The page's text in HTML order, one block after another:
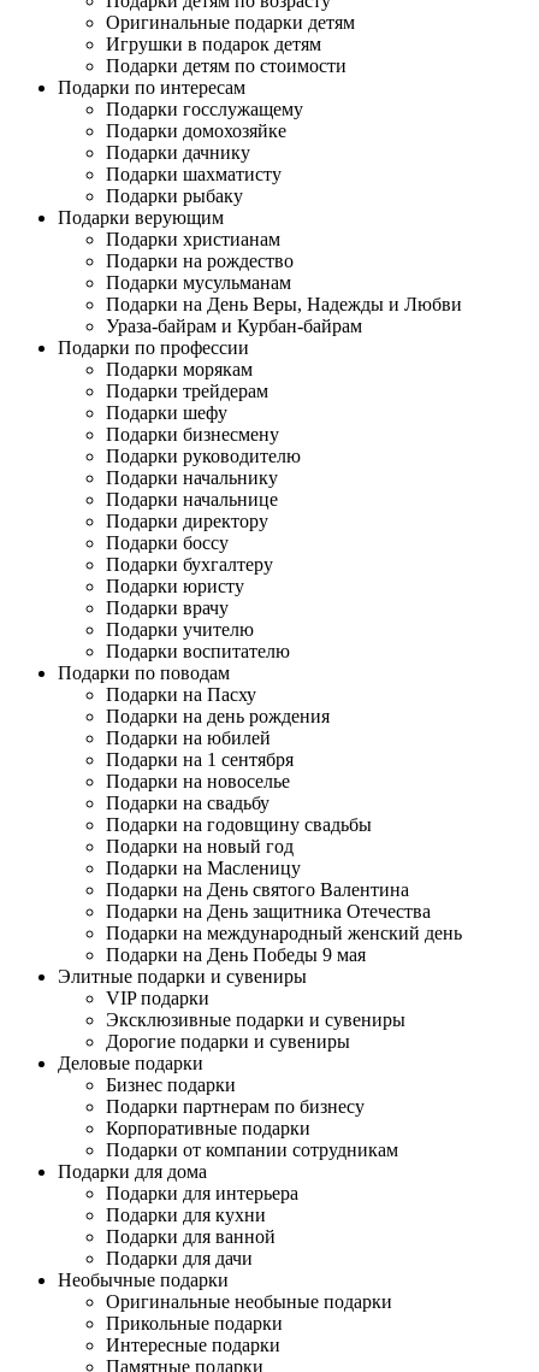
Оригинальные подарки детям
Игрушки в подарок детям
Подарки детям по стоимости
Подарки по интересам
Подарки госслужащему
Подарки домохозяйке
Подарки дачнику
Подарки шахматисту
Подарки рыбаку
Подарки верующим
Подарки христианам
Подарки на рождество
Подарки мусульманам
Подарки на День Веры, Надежды и Любви
Ураза-байрам и Курбан-байрам
Подарки по профессии
Подарки морякам
Подарки трейдерам
Подарки шефу
Подарки бизнесмену
Подарки руководителю
Подарки начальнику
Подарки начальнице
Подарки директору
Подарки боссу
Подарки бухгалтеру
Подарки юристу
Подарки врачу
Подарки учителю
Подарки воспитателю
Подарки по поводам
Подарки на Пасху
Подарки на день рождения
Подарки на юбилей
Подарки на 1 сентября
Подарки на новоселье
Подарки на свадьбу
Подарки на годовщину свадьбы
Подарки на новый год
Подарки на Масленицу
Подарки на День святого Валентина
Подарки на День защитника Отечества
Подарки на международный женский день
Подарки на День Победы 9 мая
Элитные подарки и сувениры
VIP подарки
Эксклюзивные подарки и сувениры
Дорогие подарки и сувениры
Деловые подарки
Бизнес подарки
Подарки партнерам по бизнесу
Корпоративные подарки
Подарки от компании сотрудникам
Подарки для дома
Подарки для интерьера
Подарки для кухни
Подарки для ванной
Подарки для дачи
Необычные подарки
Оригинальные необыные подарки
Прикольные подарки
Интересные подарки
Памятные подарки